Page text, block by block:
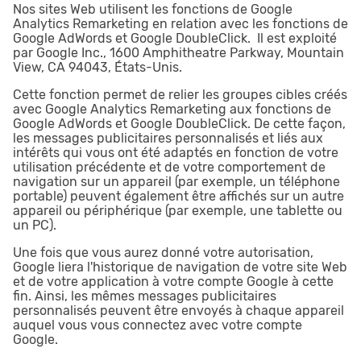
Nos sites Web utilisent les fonctions de Google
Analytics Remarketing en relation avec les fonctions de
Google AdWords et Google DoubleClick. Il est exploité
par Google Inc., 1600 Amphitheatre Parkway, Mountain
View, CA 94043, États-Unis.
Cette fonction permet de relier les groupes cibles créés
avec Google Analytics Remarketing aux fonctions de
Google AdWords et Google DoubleClick. De cette façon,
les messages publicitaires personnalisés et liés aux
intérêts qui vous ont été adaptés en fonction de votre
utilisation précédente et de votre comportement de
navigation sur un appareil (par exemple, un téléphone
portable) peuvent également être affichés sur un autre
appareil ou périphérique (par exemple, une tablette ou
un PC).
Une fois que vous aurez donné votre autorisation,
Google liera l'historique de navigation de votre site Web
et de votre application à votre compte Google à cette
fin. Ainsi, les mêmes messages publicitaires
personnalisés peuvent être envoyés à chaque appareil
auquel vous vous connectez avec votre compte
Google.